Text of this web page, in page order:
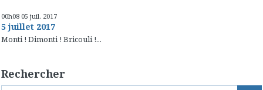
00h08 05 juil. 2017
5 juillet 2017
Monti ! Dimonti ! Bricouli !...
Rechercher